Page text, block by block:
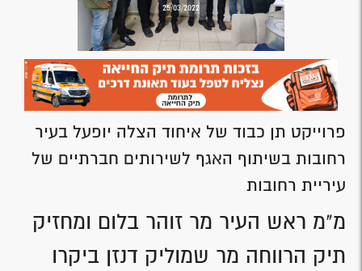
25/03/2022
פרוייקט תן כבוד של איחוד הצלה יופעל בעיר
רחובות בשיתוף האגף לשירותים חברתיים של
עיריית רחובות
מ"מ ראש העיר מר זוהר בלום ומחזיק
תיק הרווחה מר שמוליק דנזן ביקרו